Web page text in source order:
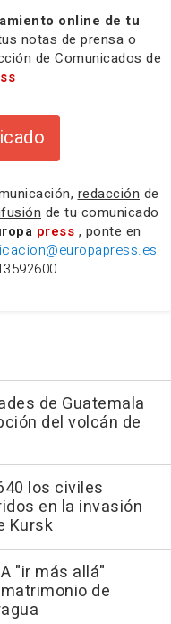
online de tu
notas de prensa o
de Comunicados de
redacción de
de tu comunicado
press , ponte en
de Guatemala
del volcán de
los civiles
en la invasión
Kursk
"ir más allá"
de